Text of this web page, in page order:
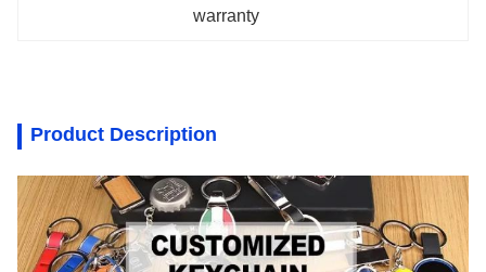
warranty
Product Description